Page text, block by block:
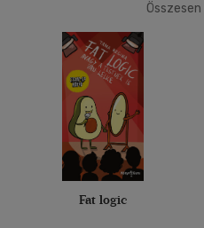
Ár szerint
500 Ft alatt
500 Ft - 2500 Ft
2500 Ft - 4500 Ft
4500 Ft felett
Korosztály szerint
Összesen
Fat logic